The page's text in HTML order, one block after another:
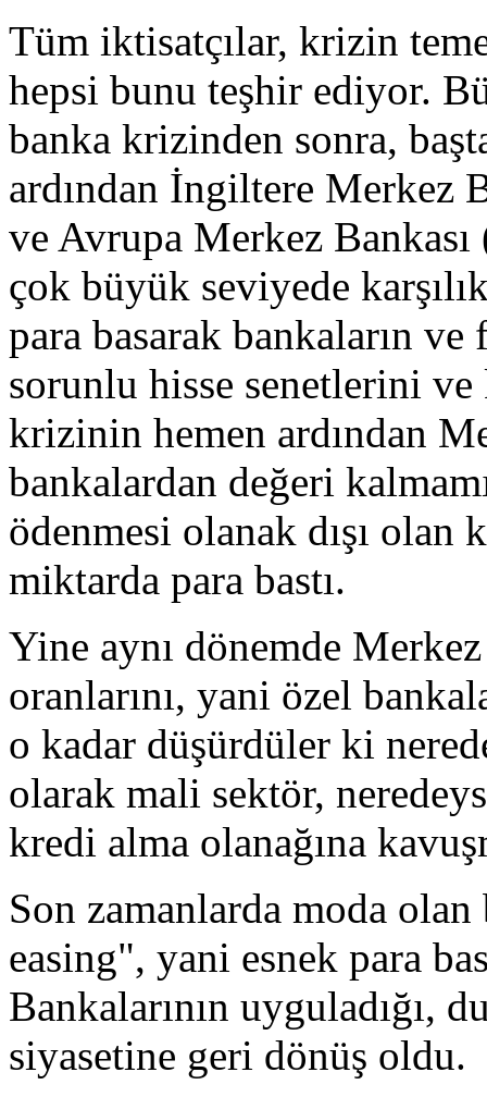
Tüm iktisatçılar, krizin
hepsi bunu teşhir ediyor.
banka krizinden sonra,
ardından İngiltere Merkez
ve Avrupa Merkez
çok büyük seviyede
para basarak bankaların
sorunlu hisse senetlerini
krizinin hemen ardından
bankalardan değeri
ödenmesi olanak dışı olan
miktarda para bastı.
Yine aynı dönemde
oranlarını, yani özel
o kadar düşürdüler ki
olarak mali sektör,
kredi alma olanağına
Son zamanlarda moda
easing", yani esnek para
Bankalarının uyguladığı,
siyasetine geri dönüş oldu.